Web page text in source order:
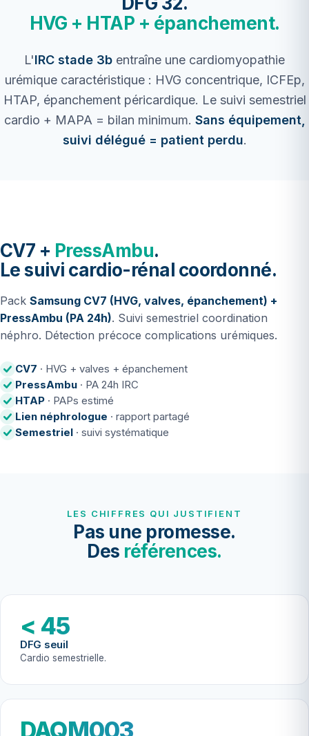
HVG + HTAP + épanchement.
L'IRC stade 3b entraîne une cardiomyopathie
urémique caractéristique : HVG concentrique, ICFEp,
HTAP, épanchement péricardique. Le suivi semestriel
cardio + MAPA = bilan minimum. Sans équipement,
suivi délégué = patient perdu.
CV7 + PressAmbu.
Le suivi cardio-rénal coordonné.
Pack Samsung CV7 (HVG, valves, épanchement) +
PressAmbu (PA 24h). Suivi semestriel coordination
néphro. Détection précoce complications urémiques.
CV7 · HVG + valves + épanchement
PressAmbu · PA 24h IRC
HTAP · PAPs estimé
Lien néphrologue · rapport partagé
Semestriel · suivi systématique
LES CHIFFRES QUI JUSTIFIENT
Pas une promesse.
Des références.
< 45
DFG seuil
Cardio semestrielle.
DAQM003